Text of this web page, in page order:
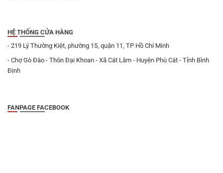
HỆ THỐNG CỬA HÀNG
- 219 Lý Thường Kiệt, phường 15, quận 11, TP Hồ Chí Minh
- Chợ Gò Đào - Thôn Đại Khoan - Xã Cát Lâm - Huyện Phù Cát - Tỉnh Bình
Định
FANPAGE FACEBOOK